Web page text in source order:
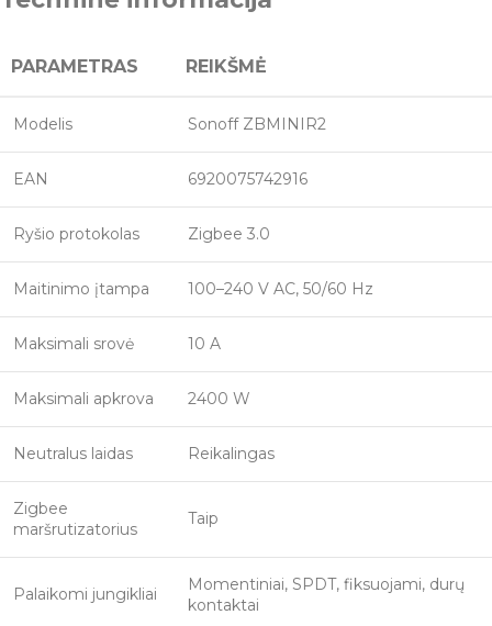
PARAMETRAS REIKŠMĖ
Modelis Sonoff ZBMINIR2
EAN 6920075742916
Ryšio protokolas Zigbee 3.0
Maitinimo įtampa 100–240 V AC, 50/60 Hz
Maksimali srovė 10 A
Maksimali apkrova 2400 W
Neutralus laidas Reikalingas
Zigbee
maršrutizatorius
Taip
Palaikomi jungikliai
Momentiniai, SPDT, fiksuojami, durų
kontaktai